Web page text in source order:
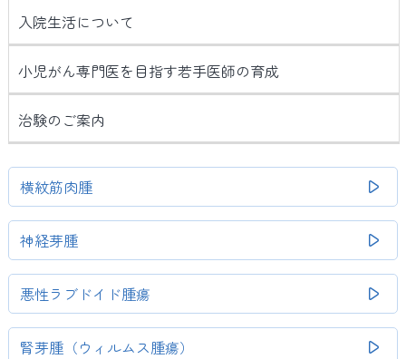
入院生活について
小児がん専門医を目指す若手医師の育成
治験のご案内
横紋筋肉腫
神経芽腫
悪性ラブドイド腫瘍
腎芽腫（ウィルムス腫瘍）